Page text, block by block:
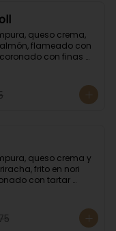
queso crema,
flameado con
con finas
queso crema y
frito en nori
con tartar